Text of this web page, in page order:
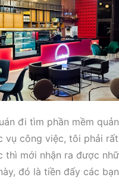
đi tìm phần mềm
vụ công việc, tôi phải
thì mới nhận ra được
đó là tiền đấy các